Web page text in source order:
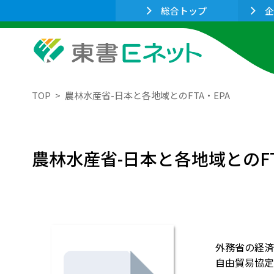
総合トップ
TOP 農林水産省-日本と各地域とのFTA・EPA
農林水産省-日本と各地域との
外務省の経
自由貿易協